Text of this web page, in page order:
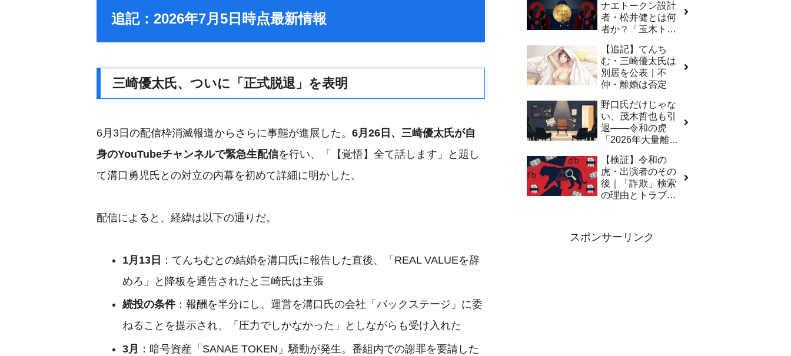
追記：2026年7月5日時点最新情報
三崎優太氏、ついに「正式脱退」を表明
6月3日の配信枠消滅報道からさらに事態が進展した。 6月26日、三崎優太氏が自
身のYouTubeチャンネルで緊急生配信を行い、「【覚悟】全て話します」と題し
て溝口勇児氏との対立の内幕を初めて詳細に明かした。
配信によると、経緯は以下の通りだ。
1月13日 ：てんちむとの結婚を溝口氏に報告した直後、「REAL VALUEを辞
めろ」と降板を通告されたと三崎氏は主張
続投の条件：報酬を半分にし、運営を溝口氏の会社「バックステージ」に委
ねることを提示され、「圧力でしかなかった」としながらも受け入れた
3月
：暗号資産「SANAE TOKEN」騒動が発生。番組内での謝罪を要請した
ナエトークン設計
者・松井健とは何
者か？「玉木トー
覚、政界人脈の深
淵に迫る
【追記】てんち
む・三崎優太氏は
別居を公表｜不
仲・離婚は否定
野口氏だけじゃな
い、茂木哲也も引
退——令和の虎
「2026年大量離
【検証】令和の
虎・出演者のその
後｜「詐欺」検索
の理由とトラブル
スポンサーリンク